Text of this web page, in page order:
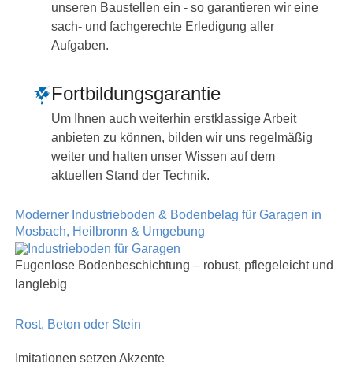
unseren Baustellen ein - so garantieren wir eine
sach- und fachgerechte Erledigung aller
Aufgaben.
Fortbildungsgarantie
Um Ihnen auch weiterhin erstklassige Arbeit
anbieten zu können, bilden wir uns regelmäßig
weiter und halten unser Wissen auf dem
aktuellen Stand der Technik.
Moderner Industrieboden & Bodenbelag für Garagen in
Mosbach, Heilbronn & Umgebung
Fugenlose Bodenbeschichtung – robust, pflegeleicht und
langlebig
Rost, Beton oder Stein
Imitationen setzen Akzente